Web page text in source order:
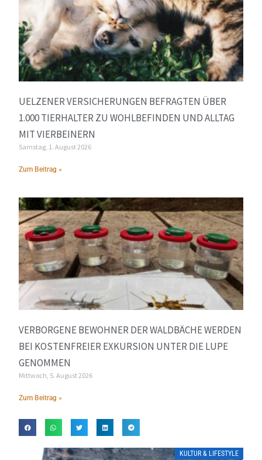
UELZENER VERSICHERUNGEN BEFRAGTEN ÜBER
1.000 TIERHALTER ZU WOHLBEFINDEN UND ALLTAG
MIT VIERBEINERN
Samstag, 1. August 2026
Zum Beitrag »
VERBORGENE BEWOHNER DER WALDBÄCHE WERDEN
BEI KOSTENFREIER EXKURSION UNTER DIE LUPE
GENOMMEN
Mittwoch, 5. August 2026
Zum Beitrag »
KULTUR & LIFESTYLE